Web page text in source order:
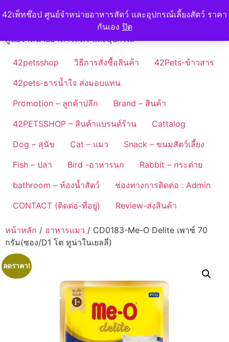
42เพ็ทช๊อป ศูนย์จำหน่ายอาหารสัตว์ และอุปกรณ์เลี้ยงสัตว์ ราคา
กันเอง ปิด
to42petshop
ศูนย์จำหน่ายอาหารสัตว์ และอุปกรณ์
42petsshop วิธีการสั่งซื้อสินค้า
42Pets-ข้าวสาร
42pets-ธารน้ำใจ ส่งมอบแทน
Promotion – ลูกค้าปลีก
Brand – สินค้า
42PETSSHOP – สินค้าแบรนด์ร้าน
Cattalog
Dog – สุนัข
Cat – แมว
Snack – ขนมสัตว์เลี้ยง
Fish – ปลา
Bird -อาหารนก
Rabbit – กระต่าย
bathroom – ห้องน้ำสัตว์
ช่องทางการติดต่อ : Admin
CONTACT (ติดต่อ-ที่อยู่)
Review-ส่งสินค้า
หน้าหลัก / อาหารแมว / CD0183-Me-O Delite เพาซ์ 70
กรัม(ซอง/D1 โต ทูน่าในเยลลี่)
ลดราคา!